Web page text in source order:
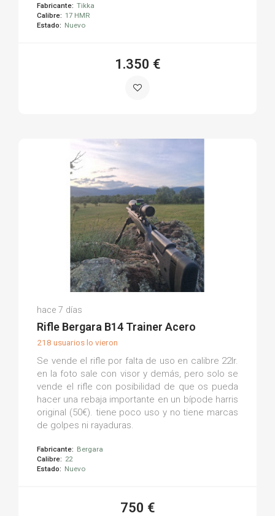
Fabricante: Tikka
Calibre: 17 HMR
Estado: Nuevo
1.350 €
Jordi T.
(0)
hace 7 días
Rifle Bergara B14 Trainer Acero
218 usuarios lo vieron
Se vende el rifle por falta de uso en calibre 22lr.
en la foto sale con visor y demás, pero solo se
vende el rifle con posibilidad de que os pueda
hacer una rebaja importante en un bípode harris
original (50€). tiene poco uso y no tiene marcas
de golpes ni rayaduras.
Fabricante: Bergara
Calibre: 22
Estado: Nuevo
750 €